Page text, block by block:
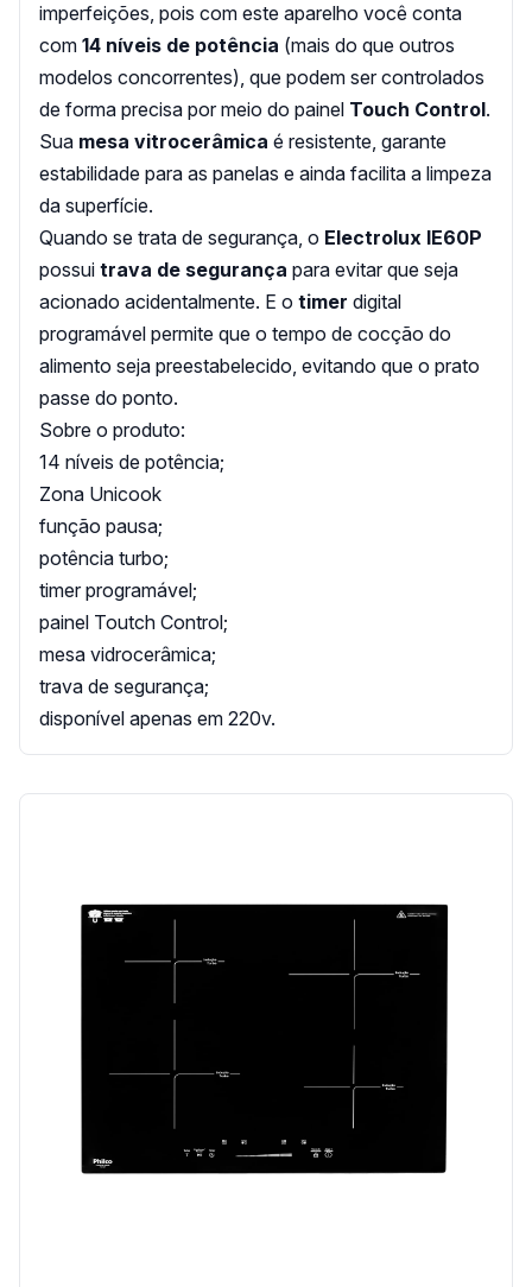
imperfeições, pois com este aparelho você conta
com 14 níveis de potência (mais do que outros
modelos concorrentes), que podem ser controlados
de forma precisa por meio do painel Touch Control.
Sua mesa vitrocerâmica é resistente, garante
estabilidade para as panelas e ainda facilita a limpeza
da superfície.
Quando se trata de segurança, o Electrolux IE60P
possui trava de segurança para evitar que seja
acionado acidentalmente. E o timer digital
programável permite que o tempo de cocção do
alimento seja preestabelecido, evitando que o prato
passe do ponto.
Sobre o produto:
14 níveis de potência;
Zona Unicook
função pausa;
potência turbo;
timer programável;
painel Toutch Control;
mesa vidrocerâmica;
trava de segurança;
disponível apenas em 220v.